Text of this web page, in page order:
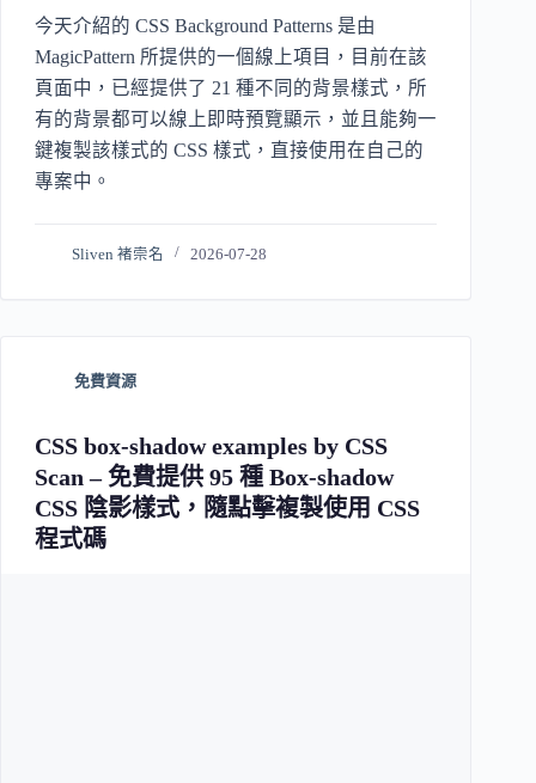
今天介紹的 CSS Background Patterns 是由
MagicPattern 所提供的一個線上項目，目前在該
頁面中，已經提供了 21 種不同的背景樣式，所
有的背景都可以線上即時預覽顯示，並且能夠一
鍵複製該樣式的 CSS 樣式，直接使用在自己的
專案中。
Sliven 褚崇名 2026-07-28
免費資源
CSS box-shadow examples by CSS
Scan – 免費提供 95 種 Box-shadow
CSS 陰影樣式，隨點擊複製使用 CSS
程式碼